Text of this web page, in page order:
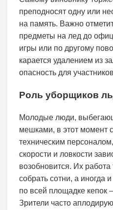
преподносят одну или
на память. Важно
предметы на лед до
игры или по другому
карается удалением из
опасность для
Роль уборщиков
Молодые люди,
мешками, в этот момент
техническим
скорости и ловкости
возобновится. Их работа
собрать сотни, а иногда
по всей площадке кепок
Зрители часто